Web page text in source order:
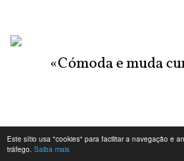
Este sítio usa "cookies" para facilitar a navegação e
tráfego. Saiba mais
«Cómoda e muda